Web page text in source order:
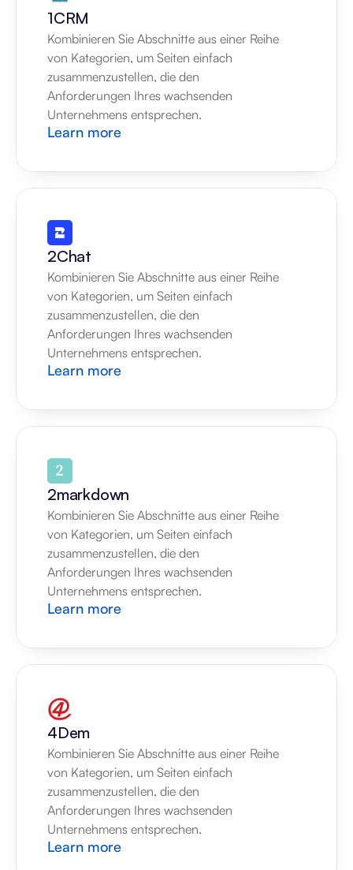
1CRM
Kombinieren Sie Abschnitte aus einer Reihe
von Kategorien, um Seiten einfach
zusammenzustellen, die den
Anforderungen Ihres wachsenden
Unternehmens entsprechen.
Learn more
2Chat
Kombinieren Sie Abschnitte aus einer Reihe
von Kategorien, um Seiten einfach
zusammenzustellen, die den
Anforderungen Ihres wachsenden
Unternehmens entsprechen.
Learn more
2markdown
Kombinieren Sie Abschnitte aus einer Reihe
von Kategorien, um Seiten einfach
zusammenzustellen, die den
Anforderungen Ihres wachsenden
Unternehmens entsprechen.
Learn more
4Dem
Kombinieren Sie Abschnitte aus einer Reihe
von Kategorien, um Seiten einfach
zusammenzustellen, die den
Anforderungen Ihres wachsenden
Unternehmens entsprechen.
Learn more